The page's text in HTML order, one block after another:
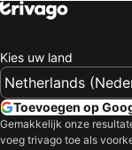
Kies uw land
Toevoegen op
Gemakkelijk onze
voeg trivago toe als